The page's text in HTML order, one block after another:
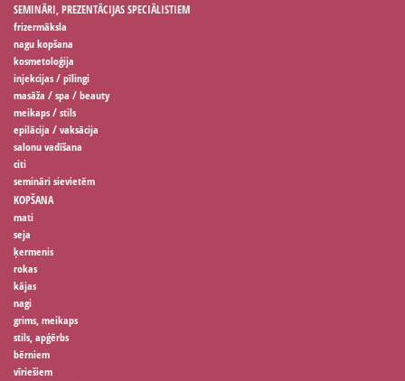
SEMINĀRI, PREZENTĀCIJAS SPECIĀLISTIEM
frizermāksla
nagu kopšana
kosmetoloģija
injekcijas / pīlingi
masāža / spa / beauty
meikaps / stils
epilācija / vaksācija
salonu vadīšana
citi
semināri sievietēm
KOPŠANA
mati
seja
ķermenis
rokas
kājas
nagi
grims, meikaps
stils, apģērbs
bērniem
vīriešiem